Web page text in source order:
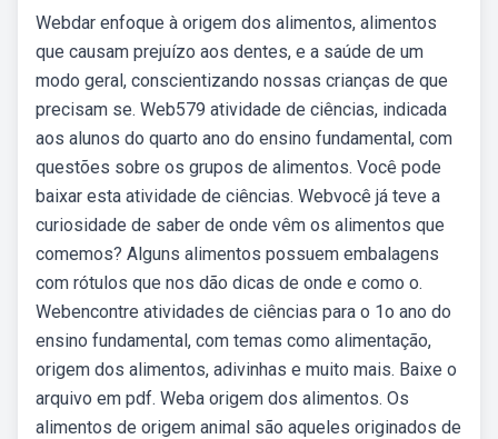
Webdar enfoque à origem dos alimentos, alimentos
que causam prejuízo aos dentes, e a saúde de um
modo geral, conscientizando nossas crianças de que
precisam se. Web579 atividade de ciências, indicada
aos alunos do quarto ano do ensino fundamental, com
questões sobre os grupos de alimentos. Você pode
baixar esta atividade de ciências. Webvocê já teve a
curiosidade de saber de onde vêm os alimentos que
comemos? Alguns alimentos possuem embalagens
com rótulos que nos dão dicas de onde e como o.
Webencontre atividades de ciências para o 1o ano do
ensino fundamental, com temas como alimentação,
origem dos alimentos, adivinhas e muito mais. Baixe o
arquivo em pdf. Weba origem dos alimentos. Os
alimentos de origem animal são aqueles originados de